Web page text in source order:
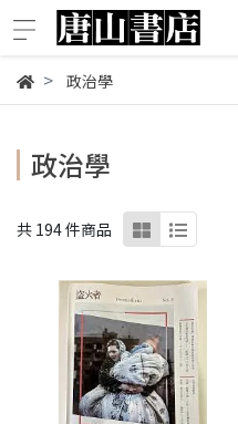
政治學
政治學
共 194 件商品